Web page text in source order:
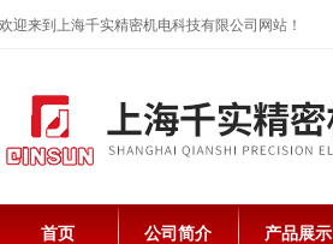
欢迎来到上海千实精密机电科技有限公司网站！
首页 公司简介 产品展示